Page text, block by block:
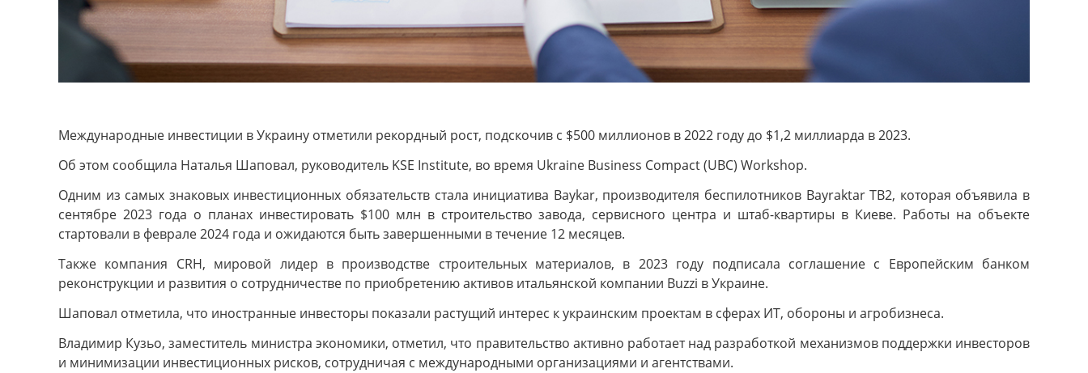
Международные инвестиции в Украину отметили рекордный рост, подскочив с $500 миллионов в 2022 году до $1,2 миллиарда в 2023.
Об этом сообщила Наталья Шаповал, руководитель KSE Institute, во время Ukraine Business Compact (UBC) Workshop.
Одним из самых знаковых инвестиционных обязательств стала инициатива Baykar, производителя беспилотников Bayraktar TB2, которая объявила в
сентябре 2023 года о планах инвестировать $100 млн в строительство завода, сервисного центра и штаб-квартиры в Киеве. Работы на объекте
стартовали в феврале 2024 года и ожидаются быть завершенными в течение 12 месяцев.
Также компания CRH, мировой лидер в производстве строительных материалов, в 2023 году подписала соглашение с Европейским банком
реконструкции и развития о сотрудничестве по приобретению активов итальянской компании Buzzi в Украине.
Шаповал отметила, что иностранные инвесторы показали растущий интерес к украинским проектам в сферах ИТ, обороны и агробизнеса.
Владимир Кузьо, заместитель министра экономики, отметил, что правительство активно работает над разработкой механизмов поддержки инвесторов
и минимизации инвестиционных рисков, сотрудничая с международными организациями и агентствами.